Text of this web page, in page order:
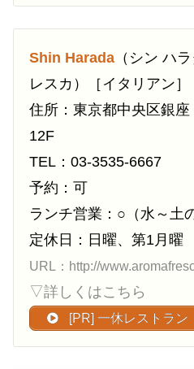
Shin Harada （シン ハ
レスカ）［イタリアン］
住所：東京都中央区銀
12F
TEL：03-3535-6667
予約：可
ランチ営業：○（水～土
定休日：日曜、第1月曜
URL：http://
▽詳しくはこちら
[PR] 一休レストラン